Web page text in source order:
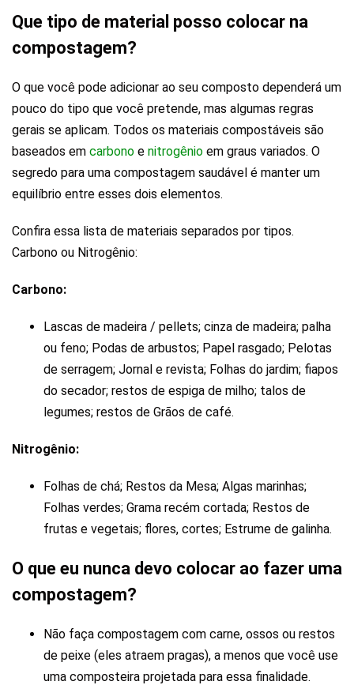
Que tipo de material posso colocar na
compostagem?
O que você pode adicionar ao seu composto dependerá um
pouco do tipo que você pretende, mas algumas regras
gerais se aplicam. Todos os materiais compostáveis ​​são
baseados em carbono e nitrogênio em graus variados. O
segredo para uma compostagem saudável é manter um
equilíbrio entre esses dois elementos.
Confira essa lista de materiais separados por tipos.
Carbono ou Nitrogênio:
Carbono:
Lascas de madeira / pellets; cinza de madeira; palha
ou feno; Podas de arbustos; Papel rasgado; Pelotas
de serragem; Jornal e revista; Folhas do jardim; fiapos
do secador; restos de espiga de milho; talos de
legumes; restos de Grãos de café.
Nitrogênio:
Folhas de chá; Restos da Mesa; Algas marinhas;
Folhas verdes; Grama recém cortada; Restos de
frutas e vegetais; flores, cortes; Estrume de galinha.
O que eu nunca devo colocar ao fazer uma
compostagem?
Não faça compostagem com carne, ossos ou restos
de peixe (eles atraem pragas), a menos que você use
uma composteira projetada para essa finalidade.